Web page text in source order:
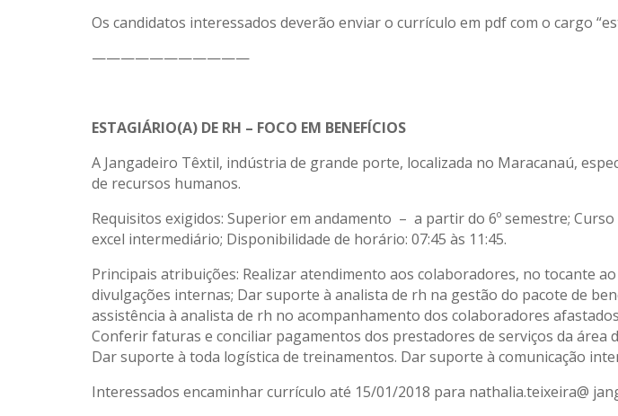
Os candidatos interessados deverão enviar o currículo em pdf com o cargo
———————————
ESTAGIÁRIO(A) DE RH – FOCO EM BENEFÍCIOS
A Jangadeiro Têxtil, indústria de grande porte, localizada no Maracanaú,
de recursos humanos.
Requisitos exigidos: Superior em andamento – a partir do 6º semestre;
excel intermediário; Disponibilidade de horário: 07:45 às 11:45.
Principais atribuições: Realizar atendimento aos colaboradores, no tocante
divulgações internas; Dar suporte à analista de rh na gestão do pacote de
assistência à analista de rh no acompanhamento dos colaboradores
Conferir faturas e conciliar pagamentos dos prestadores de serviços da
Dar suporte à toda logística de treinamentos. Dar suporte à comunicação
Interessados encaminhar currículo até 15/01/2018 para nathalia.teixeira@